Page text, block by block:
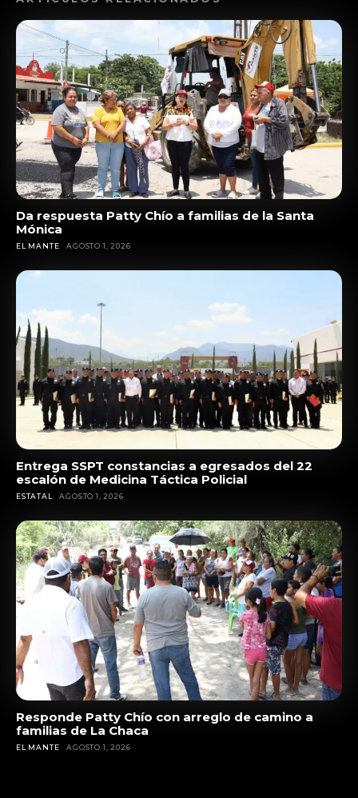
Da respuesta Patty Chío a familias de la Santa
Mónica
EL MANTE AGOSTO 1, 2026
Entrega SSPT constancias a egresados del 22
escalón de Medicina Táctica Policial
ESTATAL AGOSTO 1, 2026
Responde Patty Chío con arreglo de camino a
familias de La Chaca
EL MANTE AGOSTO 1, 2026